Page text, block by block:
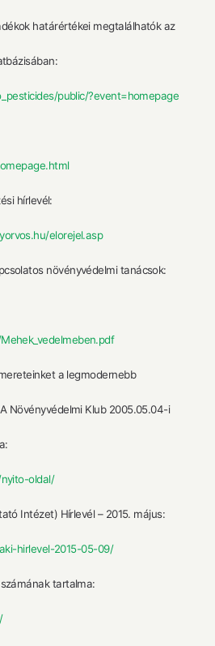
határértékei megtalálhatók az
public/?event=homepage
hírlevél:
elorejel.asp
növényvédelmi tanácsok:
a legmodernebb
Növényvédelmi Klub 2005.05.04-i
oldal/
Intézet) Hírlevél – 2015. május:
hirlevel-2015-05-09/
tartalma: